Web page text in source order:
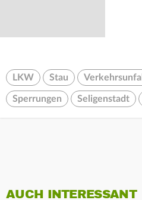
LKW Stau Verkehrsunfall
Sperrungen Seligenstadt
AUCH INTERESSANT